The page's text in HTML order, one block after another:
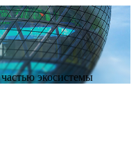
экосистемы